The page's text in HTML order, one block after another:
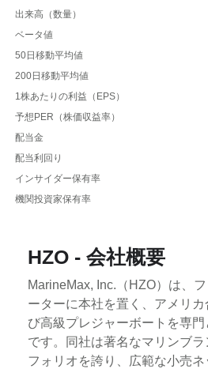
出来高（数量）
ベータ値
50日移動平均値
200日移動平均値
1株あたりの利益（EPS）
予想PER（株価収益率）
配当金
配当利回り
インサイダー保有率
機関投資家保有率
HZO - 会社概要
MarineMax, Inc.（HZO）は、
ーターに本社を置く、アメリ
び高級プレジャーボートを専
です。同社は著名なマリンブラ
フォリオを誇り、広範な小売